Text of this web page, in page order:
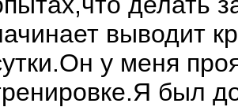
выводит
у меня
был